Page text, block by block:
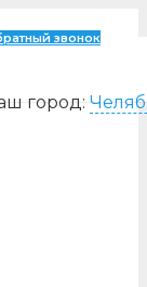
звонок
город: